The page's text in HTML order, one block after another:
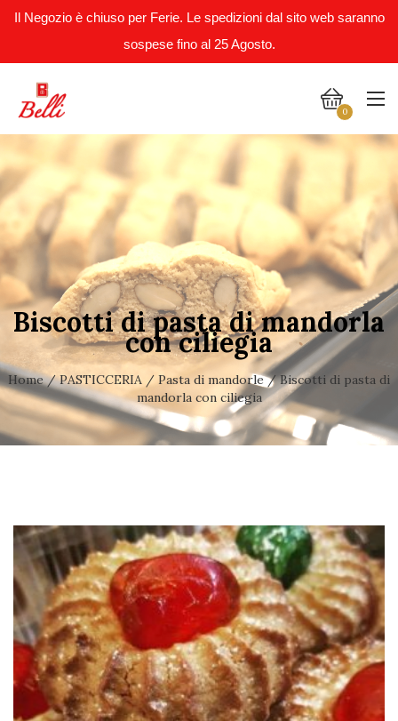
Il Negozio è chiuso per Ferie. Le spedizioni dal sito web saranno
sospese fino al 25 Agosto.
0
Biscotti di pasta di mandorla
con ciliegia
Home/PASTICCERIA / Pasta di mandorle/ Biscotti di pasta di
mandorla con ciliegia